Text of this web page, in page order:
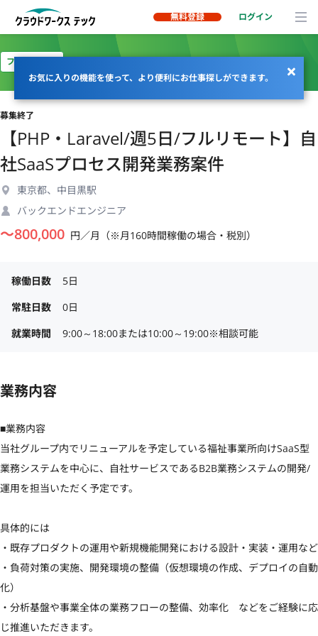
無料登録 ログイン
お気に入りの機能を使って、より便利にお仕事探しができます。
フルリモート
募集終了
【PHP・Laravel/週5日/フルリモート】自
社SaaSプロセス開発業務案件
東京都、中目黒駅
バックエンドエンジニア
〜800,000 円／月（※月160時間稼働の場合・税別）
稼働日数
5日
常駐日数
0日
就業時間
9:00～18:00または10:00～19:00※相談可能
業務内容
■業務内容
当社グループ内でリニューアルを予定している福祉事業所向けSaaS型
業務システムを中心に、自社サービスであるB2B業務システムの開発/
運用を担当いただく予定です。
具体的には
・既存プロダクトの運用や新規機能開発における設計・実装・運用など
・負荷対策の実施、開発環境の整備（仮想環境の作成、デプロイの自動
化）
・分析基盤や事業全体の業務フローの整備、効率化　などをご経験に応
じ推進いただきます。